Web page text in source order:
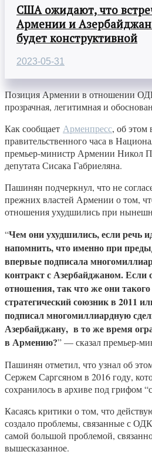
США ожидают, что
Армении и
будет конструктивной
2023-05-31
Позиция Армении в отношении
прозрачная, легитимная и
Как сообщает Арменпресс, об этом
правительственного часа в
премьер-министр Армении Никол
депутата Сисака Габриеляна.
Пашинян подчеркнул, что не
прежних властей Армении о том,
отношения ухудшились при
“Чем они ухудшились, если речь
напомнить, что именно при
впервые подписала
контракт с Азербайджаном. Если
отношения, так что же они
стратегический союзник в 2011
подписал многомиллиардную
Азербайджану, в то же время
в Армению?” — сказал премьер-
Пашинян отметил, что узнал об
Сержем Саргсяном в 2016 году,
сохранилось в архиве под грифом
Касаясь критики о том, что
создало проблемы, связанные с
самой большой проблемой,
вышесказанное.